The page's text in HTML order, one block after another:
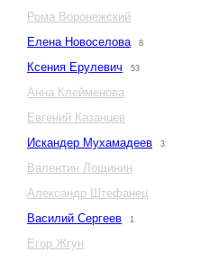
Рома Воронежский
Елена Новоселова
8
Ксения Ерулевич 53
Анна Клейменова
Евгений Казанцев
Искандер Мухамадеев
3
Валентин Лощинин
Александр Штефанец
Василий Сергеев
1
Егор Жгун